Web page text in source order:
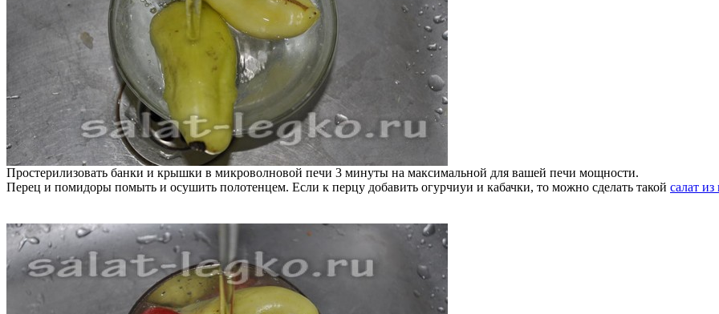
Простерилизовать банки и крышки в микроволновой печи 3 минуты на максимальной для вашей печи мощности.
Перец и помидоры помыть и осушить полотенцем. Если к перцу добавить огурчиуи и кабачки, то можно сделать такой салат